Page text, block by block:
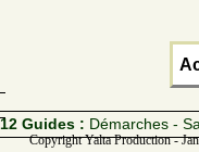
12 Guides : Démarches -
Copyright Yalta Production -